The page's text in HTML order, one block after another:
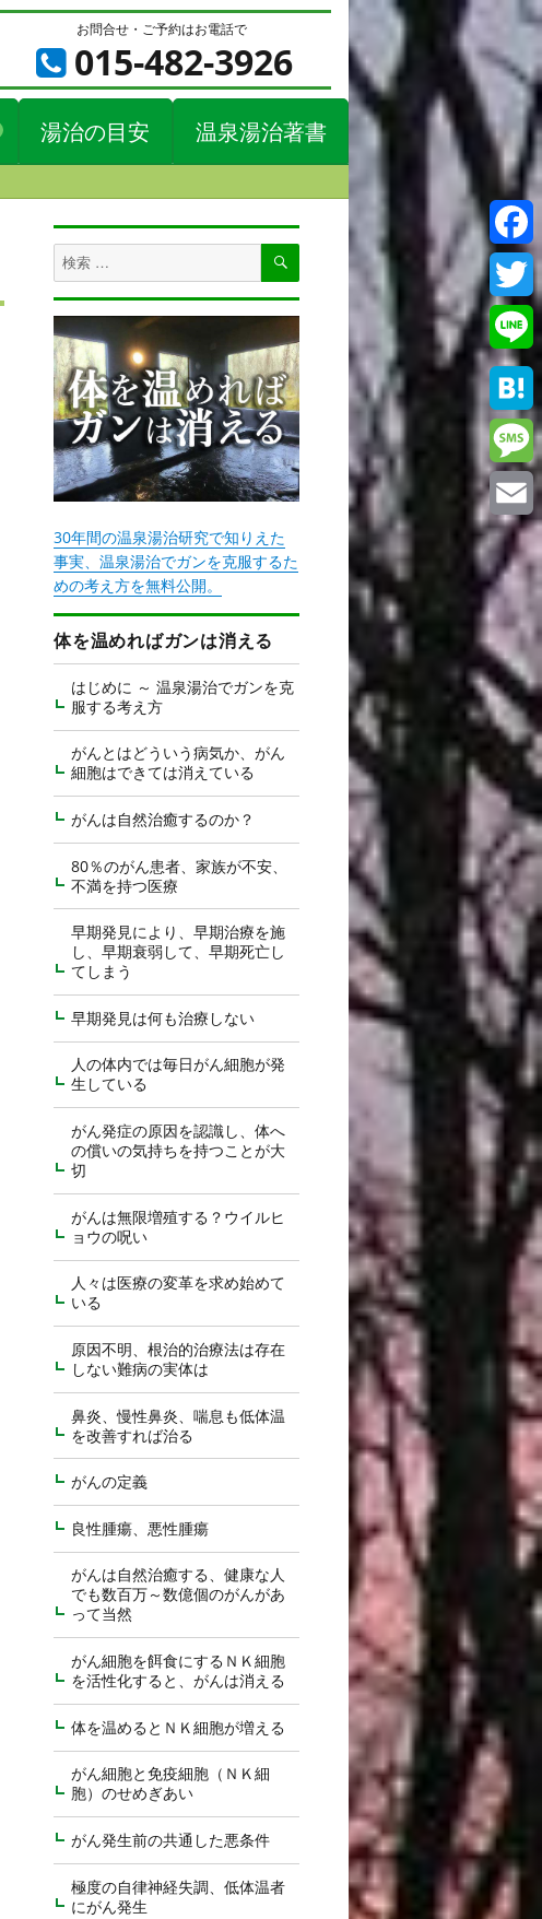
湯治の目安 温泉湯治著書
お問合せ・ご予約はお電話で
015-482-3926
検
索
対
象:
検
30年間の温泉湯治研究で知りえた
事実、温泉湯治でガンを克服するた
めの考え方を無料公開。
体を温めればガンは消える
はじめに ～ 温泉湯治でガンを克
服する考え方
がんとはどういう病気か、がん
細胞はできては消えている
がんは自然治癒するのか？
80％のがん患者、家族が不安、
不満を持つ医療
早期発見により、早期治療を施
し、早期衰弱して、早期死亡し
てしまう
早期発見は何も治療しない
人の体内では毎日がん細胞が発
生している
がん発症の原因を認識し、体へ
の償いの気持ちを持つことが大
切
がんは無限増殖する？ウイルヒ
ョウの呪い
人々は医療の変革を求め始めて
いる
原因不明、根治的治療法は存在
しない難病の実体は
鼻炎、慢性鼻炎、喘息も低体温
を改善すれば治る
がんの定義
良性腫瘍、悪性腫瘍
がんは自然治癒する、健康な人
でも数百万～数億個のがんがあ
って当然
がん細胞を餌食にするＮＫ細胞
を活性化すると、がんは消える
体を温めるとＮＫ細胞が増える
がん細胞と免疫細胞（ＮＫ細
胞）のせめぎあい
がん発生前の共通した悪条件
極度の自律神経失調、低体温者
にがん発生
Line
Email